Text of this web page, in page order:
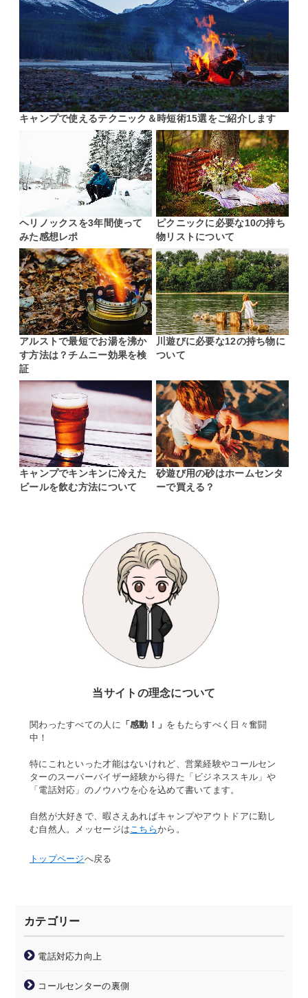
キャンプで使えるテクニック＆時短術15選をご紹介します
ヘリノックスを3年間使って
みた感想レポ
ピクニックに必要な10の持ち
物リストについて
アルストで最短でお湯を沸か
す方法は？チムニー効果を検
証
川遊びに必要な12の持ち物に
ついて
キャンプでキンキンに冷えた
ビールを飲む方法について
砂遊び用の砂はホームセンタ
ーで買える？
当サイトの理念について
関わったすべての人に 「感動！」 をもたらすべく日々奮闘
中！
特にこれといった才能はないけれど、営業経験やコールセン
ターのスーパーバイザー経験から得た「ビジネススキル」や
「電話対応」のノウハウを心を込めて書いてます。
自然が大好きで、暇さえあればキャンプやアウトドアに勤し
む自然人。メッセージはこちらから。
トップページへ戻る
カテゴリー
電話対応力向上
コールセンターの裏側